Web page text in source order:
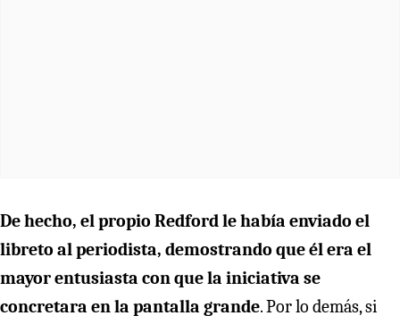
De hecho, el propio Redford le había enviado el
libreto al periodista, demostrando que él era el
mayor entusiasta con que la iniciativa se
concretara en la pantalla grande. Por lo demás, si